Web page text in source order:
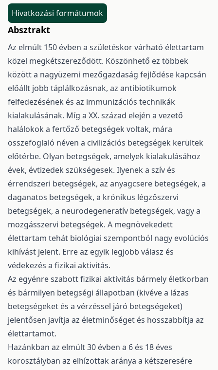
Hivatkozási formátumok
Absztrakt
Az elmúlt 150 évben a születéskor várható élettartam
közel megkétszereződött. Köszönhető ez többek
között a nagyüzemi mezőgazdaság fejlődése kapcsán
előállt jobb táplálkozásnak, az antibiotikumok
felfedezésének és az immunizációs technikák
kialakulásának. Míg a XX. század elején a vezető
halálokok a fertőző betegségek voltak, mára
összefoglaló néven a civilizációs betegségek kerültek
előtérbe. Olyan betegségek, amelyek kialakulásához
évek, évtizedek szükségesek. Ilyenek a szív és
érrendszeri betegségek, az anyagcsere betegségek, a
daganatos betegségek, a krónikus légzőszervi
betegségek, a neurodegeneratív betegségek, vagy a
mozgásszervi betegségek. A megnövekedett
élettartam tehát biológiai szempontból nagy evolúciós
kihívást jelent. Erre az egyik legjobb válasz és
védekezés a fizikai aktivitás.
Az egyénre szabott fizikai aktivitás bármely életkorban
és bármilyen betegségi állapotban (kivéve a lázas
betegségeket és a vérzéssel járó betegségeket)
jelentősen javítja az életminőséget és hosszabbítja az
élettartamot.
Hazánkban az elmúlt 30 évben a 6 és 18 éves
korosztályban az elhízottak aránya a kétszeresére